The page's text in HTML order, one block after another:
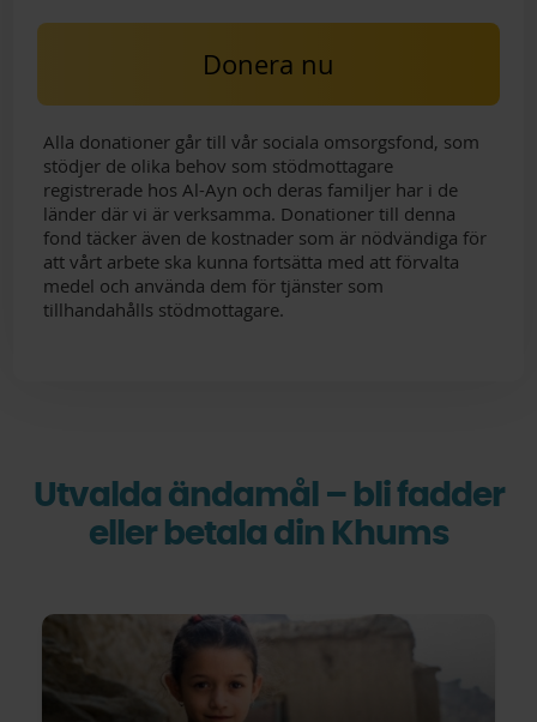
Donera nu
Alla donationer går till vår sociala omsorgsfond, som
stödjer de olika behov som stödmottagare
registrerade hos Al-Ayn och deras familjer har i de
länder där vi är verksamma. Donationer till denna
fond täcker även de kostnader som är nödvändiga för
att vårt arbete ska kunna fortsätta med att förvalta
medel och använda dem för tjänster som
tillhandahålls stödmottagare.
Utvalda ändamål – bli fadder
eller betala din Khums